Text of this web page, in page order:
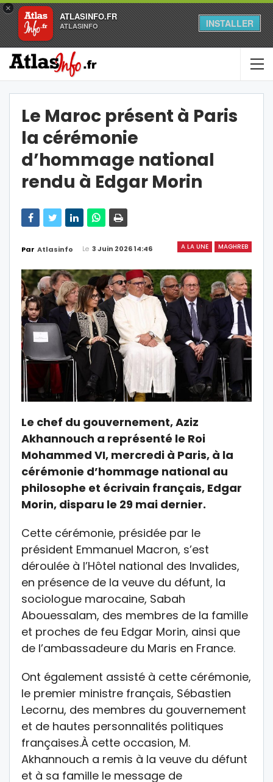
×
ATLASINFO.FR
ATLASINFO INSTALLER
Le Maroc présent à Paris
la cérémonie
d’hommage national
rendu à Edgar Morin
A LA UNE MAGHREB
Par Atlasinfo Le 3 Juin 2026 14:46
Le chef du gouvernement, Aziz
Akhannouch a représenté le Roi
Mohammed VI, mercredi à Paris, à la
cérémonie d’hommage national au
philosophe et écrivain français, Edgar
Morin, disparu le 29 mai dernier.
Cette cérémonie, présidée par le
président Emmanuel Macron, s’est
déroulée à l’Hôtel national des Invalides,
en présence de la veuve du défunt, la
sociologue marocaine, Sabah
Abouessalam, des membres de la famille
et proches de feu Edgar Morin, ainsi que
de l’ambassadeure du Maris en France.
Ont également assisté à cette cérémonie,
le premier ministre français, Sébastien
Lecornu, des membres du gouvernement
et de hautes personnalités politiques
françaises.À cette occasion, M.
Akhannouch a remis à la veuve du défunt
et à sa famille le message de